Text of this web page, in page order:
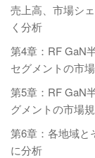
売上高、市場シ
く分析
第4章：RF GaN
セグメントの市
第5章：RF GaN
グメントの市場
第6章：各地域と
に分析